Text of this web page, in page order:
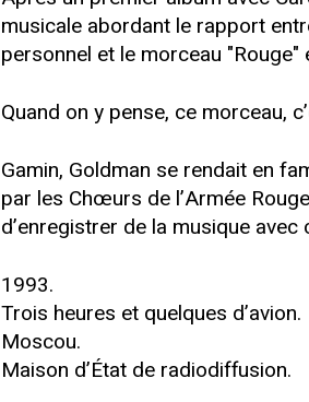
musicale abordant le rapport
personnel et le morceau "Rouge"
Quand on y pense, ce morceau,
Gamin, Goldman se rendait en
par les Chœurs de l’Armée
d’enregistrer de la musique
1993.
Trois heures et quelques d’avion.
Moscou.
Maison d’État de radiodiffusion.